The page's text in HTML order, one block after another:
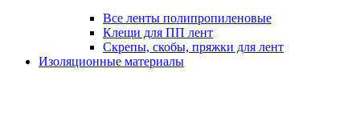
Все ленты полипропиленовые
Клещи для ПП лент
Скрепы, скобы, пряжки для лент
Изоляционные материалы